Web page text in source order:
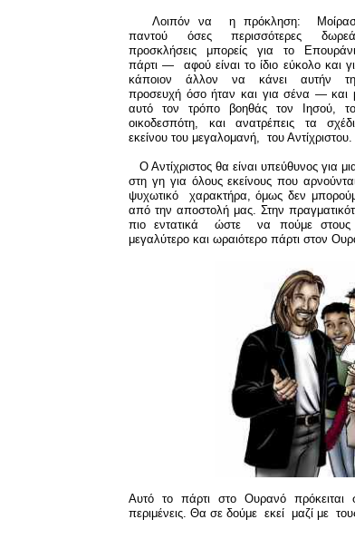
Λοιπόν να η πρόκληση:
παντού όσες περισσότερες
προσκλήσεις μπορείς για το
πάρτι — αφού είναι το ίδιο εύκολο και
κάποιον άλλον να κάνει αυτήν
προσευχή όσο ήταν και για σένα — και
αυτό τον τρόπο βοηθάς τον Ιησού,
οικοδεσπότη, και ανατρέπεις τα
εκείνου του μεγαλομανή, του Αντίχριστου.
Ο Αντίχριστος θα είναι υπεύθυνος για
στη γη για όλους εκείνους που
ψυχωτικό χαρακτήρα, όμως δεν
από την αποστολή μας. Στην
πιο εντατικά ώστε να πούμε στους
μεγαλύτερο και ωραιότερο πάρτι στον
Αυτό το πάρτι στο Ουρανό πρόκειται
περιμένεις. Θα σε δούμε εκεί μαζί με